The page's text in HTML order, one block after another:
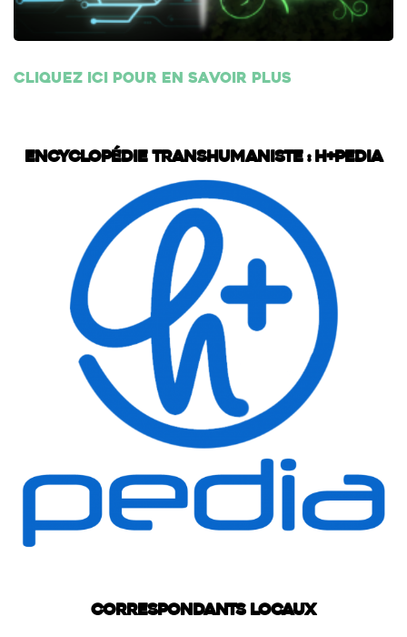
Cliquez ici pour en savoir plus
Encyclopédie transhumaniste : H+Pedia
Correspondants locaux